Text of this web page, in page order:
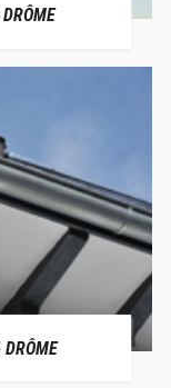
DRÔME